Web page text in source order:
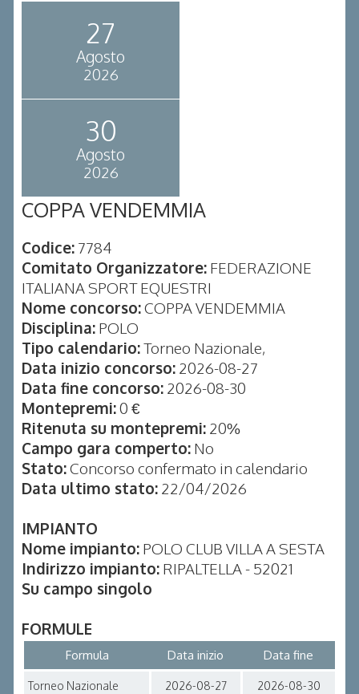
27
Agosto
2026
30
Agosto
2026
COPPA VENDEMMIA
Codice: 7784
Comitato Organizzatore: FEDERAZIONE
ITALIANA SPORT EQUESTRI
Nome concorso:COPPA VENDEMMIA
Disciplina: POLO
Tipo calendario:Torneo Nazionale,
Data inizio concorso: 2026-08-27
Data fine concorso: 2026-08-30
Montepremi:0 €
Ritenuta su montepremi: 20%
Campo gara comperto: No
Stato:Concorso confermato in calendario
Data ultimo stato: 22/04/2026
IMPIANTO
Nome impianto: POLO CLUB VILLA A SESTA
Indirizzo impianto: RIPALTELLA - 52021
Su campo singolo
FORMULE
Formula Data inizio Data fine
Torneo Nazionale 2026-08-27 2026-08-30